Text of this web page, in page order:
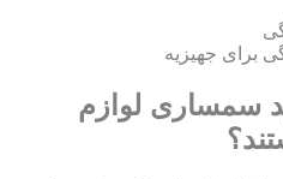
برای جهیزیه
سمساری لوازم